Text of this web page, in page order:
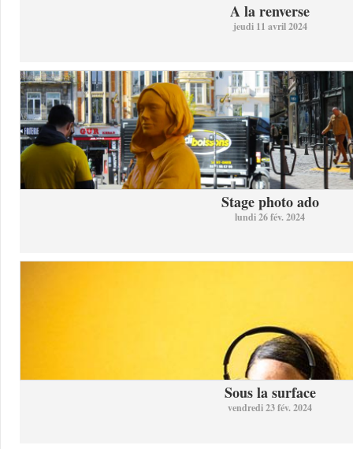
A la renverse
jeudi 11 avril 2024
Stage photo ado
lundi 26 fév. 2024
Sous la surface
vendredi 23 fév. 2024